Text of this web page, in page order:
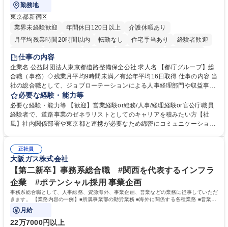
勤務地
東京都新宿区
業界未経験歓迎
年間休日120日以上
介護休暇あり
月平均残業時間20時間以内
転勤なし 住宅手当あり
経験者歓迎
研修あり
退職金あり
駅近5分以内
資格取得手当あり 食事補助あり
仕事の内容
企業名 公益財団法人東京都道路整備保全公社 求人名 【都庁グループ】総
合職（事務）◇残業月平均9時間未満／有給年平均16日取得 仕事の内容 当
社の総合職として、ジョブローテーションによる人事経理部門や収益事業
等のフロント部門の部署等幅広い部署での業務をお任せいたします。研修
制度やキャリア支援が充実しております！ ※下記業務詳細 【業務詳細】■
管理部門：広報、人事、経理など当公社の運営に係る管理業務 ■収益部
門：駐車場の新規開拓、管理運営、新宿駅西口広場の「イベントコーナ
道路施設や道路工事現場の見学ツアー事業 ※入社後は上記いずれかの部門
へ配属。※業務内容変更の範囲：会社の定める業務 募集職種 【都庁グル
ープ】総合職（事務）◇残業月平均9時間未満／有給年平均16日取得
必要な経験・能力等
必要な経験・能力等 【歓迎】営業経験or総務/人事/経理経験or官公庁職員
経験者で、道路事業のゼネラリストとしてのキャリアを積みたい方【社
風】社内関係部署や東京都と連携が必要なため綿密にコミュニケーション
部門など多岐に渡る業務を経験できます。 ■様々なプロジェクト：駐車場
事業の他、新宿駅西口広場内に設置された照明を兼ねた広告「ブライトサ
イン」の管理運営を行うなど、事業収益を生み出す活動を積極的に行って
います。 学歴・資格 学歴：大学院 大学 高専 短大 専修学校 高校 語学力：
資格：
正社員
大阪ガス株式会社
【第二新卒】事務系総合職 #関西を代表するインフラ
企業 #ポテンシャル採用 事業企画
事務系総合職として、人事総務、資源海外、事業企画、営業などの業務に従事していただ
きます。 【業務内容の一例】■所属事業部の勤労業務 ■海外に関係する各種業務 ■営業部
門の企画スタッフ、ルート営業
月給
22万7000円以上